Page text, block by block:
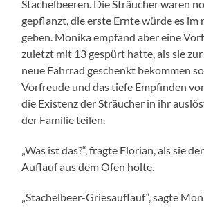
Stachelbeeren. Die Sträucher waren
gepflanzt, die erste Ernte würde es im
geben. Monika empfand aber eine
zuletzt mit 13 gespürt hatte, als sie
neue Fahrrad geschenkt bekommen
Vorfreude und das tiefe Empfinden
die Existenz der Sträucher in ihr
der Familie teilen.
„Was ist das?“, fragte Florian, als sie
Auflauf aus dem Ofen holte.
„Stachelbeer-Griesauflauf“, sagte